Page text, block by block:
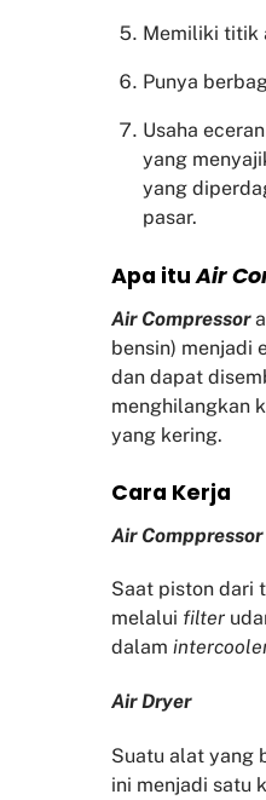
Memiliki titik
Punya
Usaha
yang
yang
pasar.
Apa ituAir
Air Compressor
bensin) menjadi
dan dapat
menghilangkan
yang kering.
Cara Kerja
Air Comppressor
Saat piston dari
melalui filter
dalam
Air Dryer
Suatu alat yang
ini menjadi satu